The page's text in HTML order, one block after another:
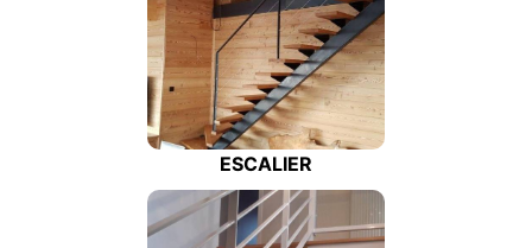
ESCALIER